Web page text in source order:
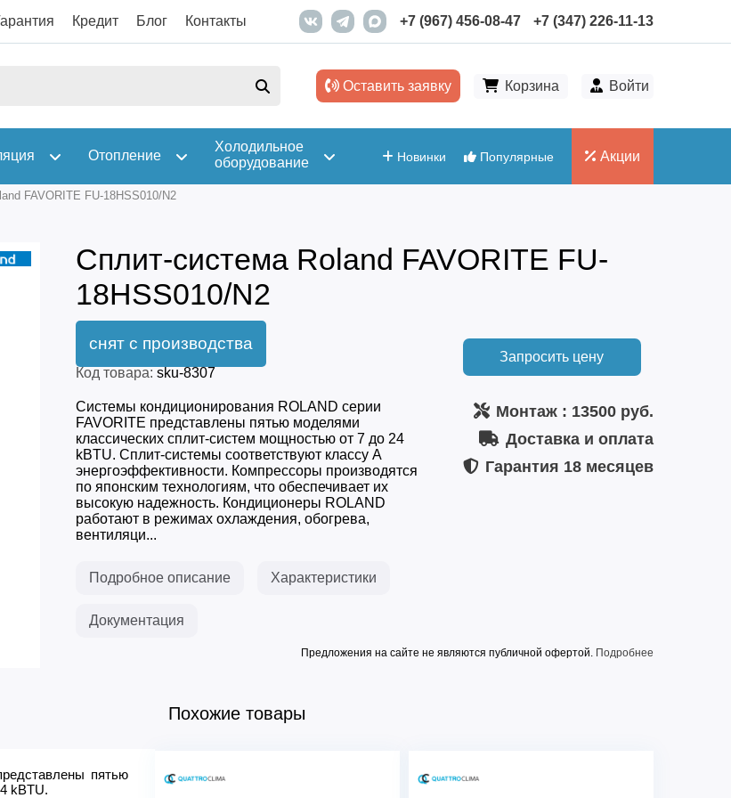
Кредит Блог Контакты +7 (967) 456-08-47 +7 (347) 226-11-13
Оставить заявку Корзина Войти
Новинки Популярные Акции
Отопление
Холодильное
оборудование
FAVORITE FU-18HSS010/N2
Сплит-система Roland FAVORITE FU-
18HSS010/N2
Код товара: sku-8307
Системы кондиционирования ROLAND серии
FAVORITE представлены пятью моделями
классических сплит-систем мощностью от 7 до 24
kBTU. Сплит-системы соответствуют классу А
энергоэффективности. Компрессоры производятся
по японским технологиям, что обеспечивает их
высокую надежность. Кондиционеры ROLAND
работают в режимах охлаждения, обогрева,
вентиляци...
Подробное описание Характеристики
Документация
Запросить цену
Монтаж: 13500 руб.
Доставка и оплата
Гарантия 18 месяцев
Предложения на сайте не являются публичной офертой. Подробнее
пятью
kBTU.
Параметр / Модель
FU-18HSS010/N2
Похожие товары